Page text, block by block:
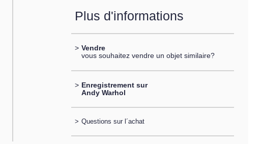
Plus d'informations
> Vendre
vous souhaitez vendre un objet similaire?
> Enregistrement sur
Andy Warhol
> Questions sur l´achat